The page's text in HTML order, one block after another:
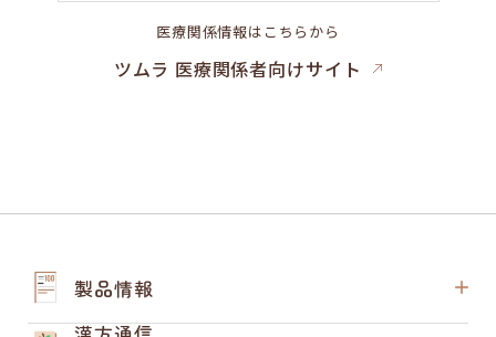
医療関係情報はこちらから
ツムラ 医療関係者向けサイト
製品情報